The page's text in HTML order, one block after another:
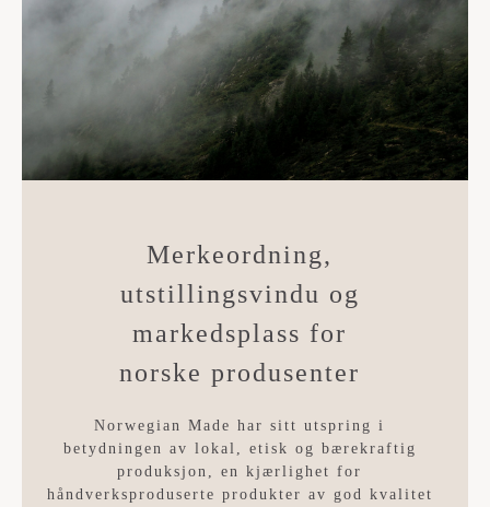
Merkeordning,
utstillingsvindu og
markedsplass for
norske produsenter
​Norwegian Made har sitt utspring i
betydningen av lokal, etisk og bærekraftig
produksjon, en kjærlighet for
håndverksproduserte produkter av god kvalitet